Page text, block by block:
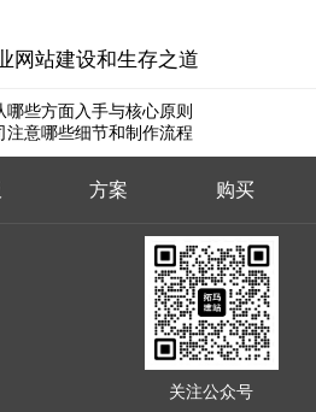
网站建设和生存之道
些方面入手与核心原则
注意哪些细节和制作流程
方案 购买
关注公众号